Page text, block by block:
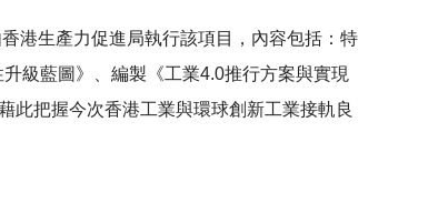
港生產力促進局執行該項目，內容包括：特
級藍圖》、編製《工業4.0推行方案與實現
此把握今次香港工業與環球創新工業接軌良